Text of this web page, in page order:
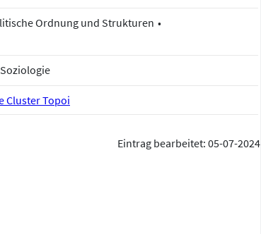
Ordnung und Strukturen
Soziologie
Cluster Topoi
Eintrag bearbeitet: 05-07-2024